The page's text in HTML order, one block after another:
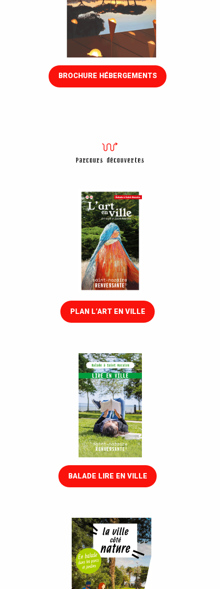
BROCHURE HÉBERGEMENTS
Parcours découvertes
PLAN L’ART EN VILLE
BALADE LIRE EN VILLE